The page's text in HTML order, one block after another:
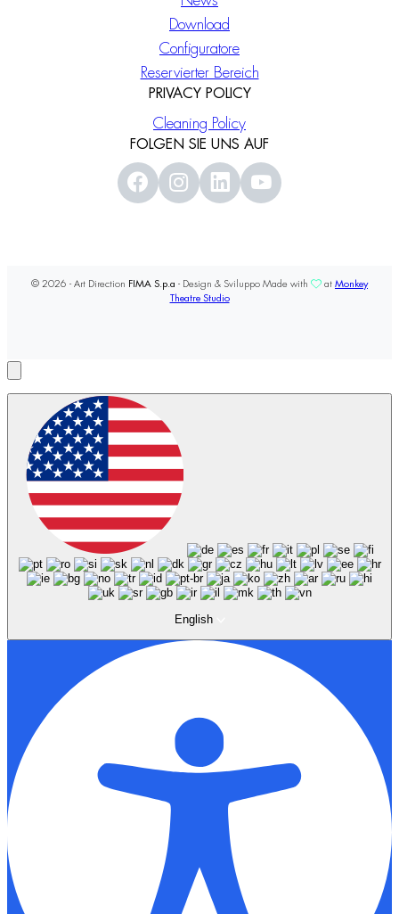
Download
Configuratore
Reservierter Bereich
PRIVACY POLICY
Cleaning Policy
FOLGEN SIE UNS AUF
© 2026 - Art Direction FIMA S.p.a - Design & Sviluppo Made with at Monkey
Theatre Studio
English